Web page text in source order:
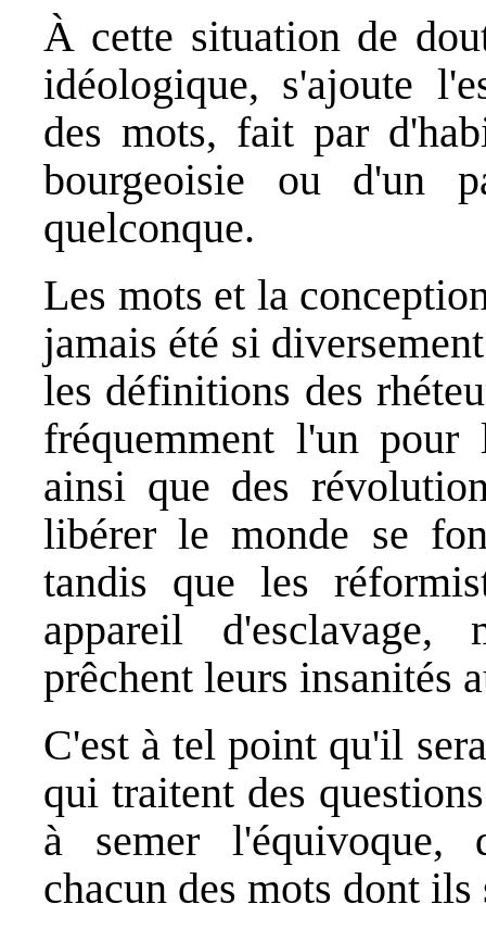
À cette situation de
idéologique, s'ajoute
des mots, fait par
bourgeoisie ou d'un
quelconque.
Les mots et la
jamais été si
les définitions des
fréquemment l'un
ainsi que des
libérer le monde se
tandis que les
appareil
prêchent leurs insanités
C'est à tel point qu'il
qui traitent des
à semer l'équivoque,
chacun des mots dont